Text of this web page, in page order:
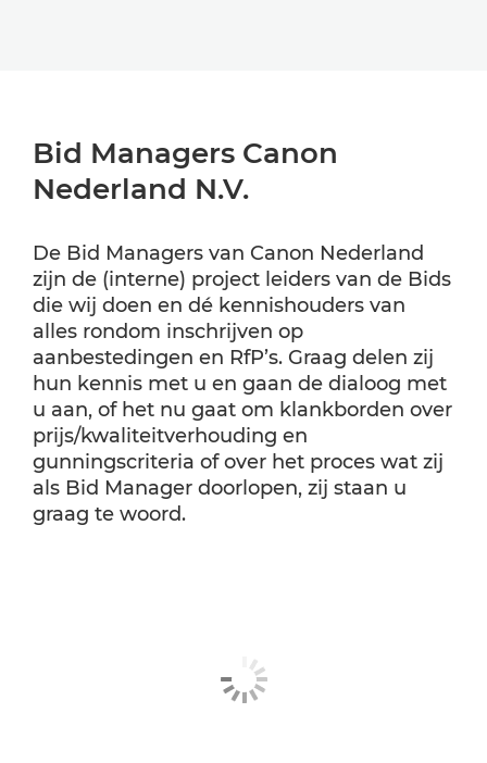
Bid Managers Canon
Nederland N.V.
De Bid Managers van Canon Nederland
zijn de (interne) project leiders van de Bids
die wij doen en dé kennishouders van
alles rondom inschrijven op
aanbestedingen en RfP’s. Graag delen zij
hun kennis met u en gaan de dialoog met
u aan, of het nu gaat om klankborden over
prijs/kwaliteitverhouding en
gunningscriteria of over het proces wat zij
als Bid Manager doorlopen, zij staan u
graag te woord.